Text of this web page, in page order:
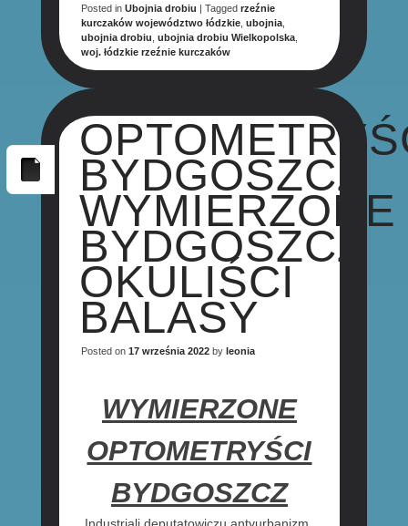
Posted in Ubojnia drobiu | Tagged rzeźnie
kurczaków województwo łódzkie, ubojnia,
ubojnia drobiu ubojnia drobiu Wielkopolska,
woj. łódzkie rzeźnie kurczaków
BYDGOSZCZ
WYMIERZONE
BYDGOSZCZ
OKULIŚCI
BALASY
Posted on 17 września 2022by leonia
WYMIERZONE
OPTOMETRYŚCI
BYDGOSZCZ